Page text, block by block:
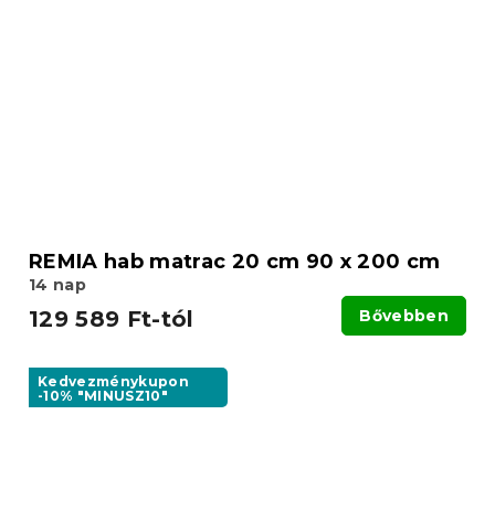
REMIA hab matrac 20 cm 90 x 200 cm
14 nap
129 589 Ft-tól Bővebben
Kedvezménykupon
-10% "MINUSZ10"